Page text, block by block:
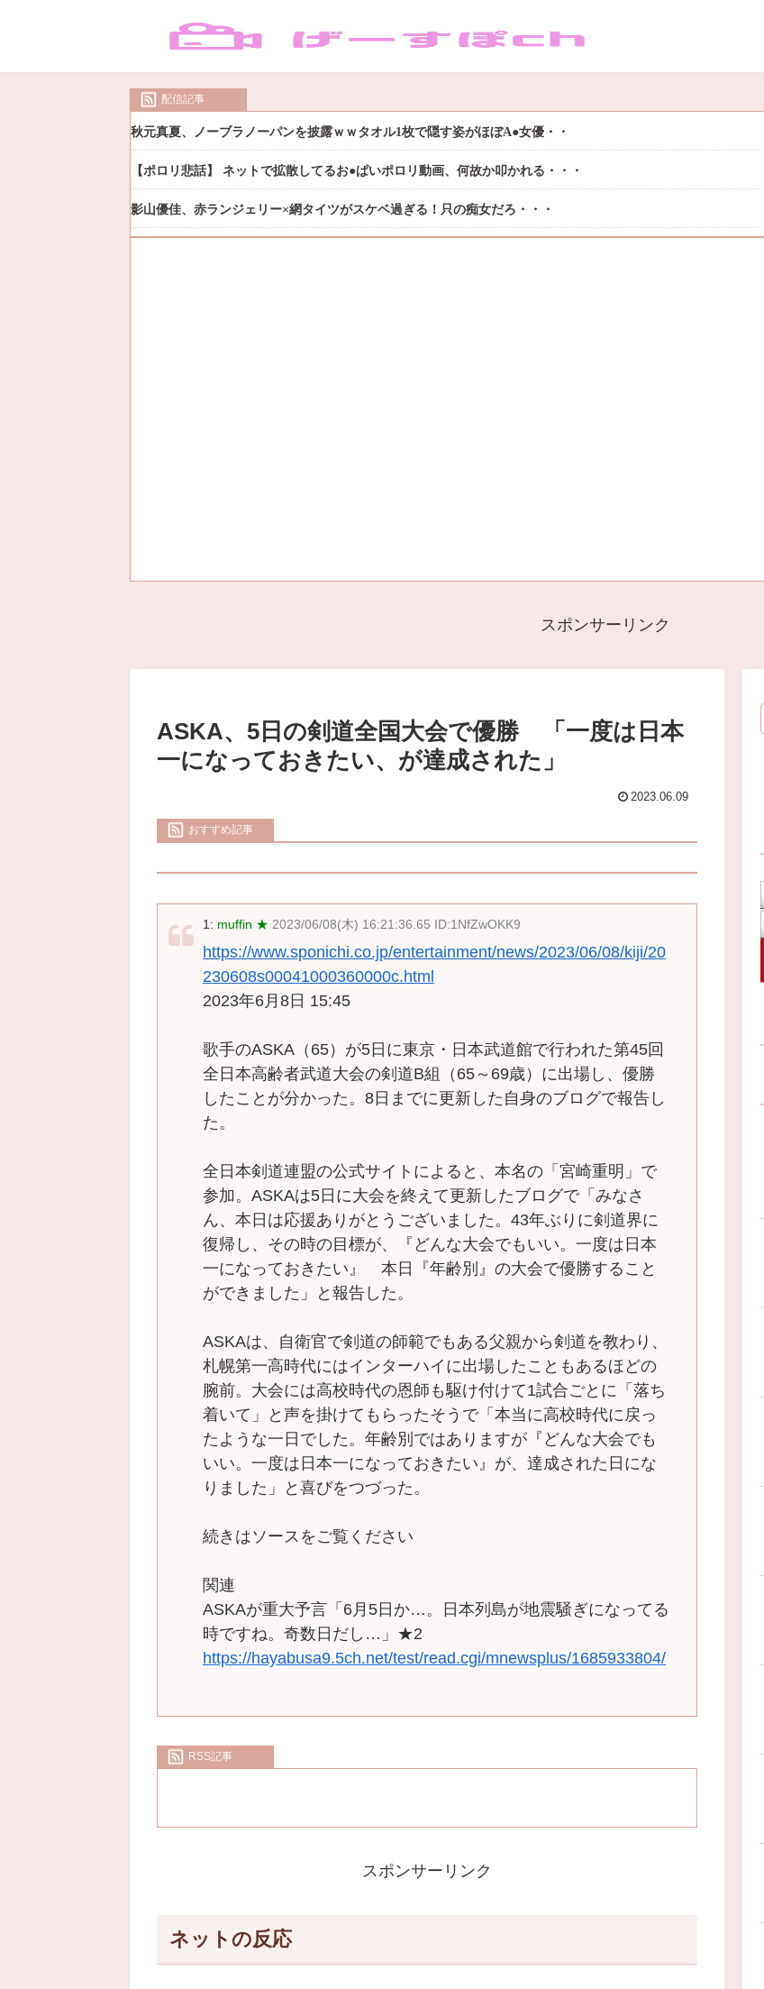
配信記事
秋元真夏、ノーブラノーパンを披露ｗｗタオル1枚で隠す姿がほぼA●女優・・
【ポロリ悲話】 ネットで拡散してるお●ぱいポロリ動画、何故か叩かれる・・・
影山優佳、赤ランジェリー×網タイツがスケベ過ぎる！只の痴女だろ・・・
スポンサーリンク
ASKA、5日の剣道全国大会で優勝 「一度は日本
一になっておきたい、が達成された」
2023.06.09
おすすめ記事
1: muffin ★ 2023/06/08(木) 16:21:36.65 ID:1NfZwOKK9
https://www.sponichi.co.jp/entertainment/news/2023/06/08/kiji/20
230608s00041000360000c.html
2023年6月8日 15:45
歌手のASKA（65）が5日に東京・日本武道館で行われた第45回
全日本高齢者武道大会の剣道B組（65～69歳）に出場し、優勝
したことが分かった。8日までに更新した自身のブログで報告し
た。
全日本剣道連盟の公式サイトによると、本名の「宮崎重明」で
参加。ASKAは5日に大会を終えて更新したブログで「みなさ
ん、本日は応援ありがとうございました。43年ぶりに剣道界に
復帰し、その時の目標が、『どんな大会でもいい。一度は日本
一になっておきたい』 本日『年齢別』の大会で優勝すること
ができました」と報告した。
ASKAは、自衛官で剣道の師範でもある父親から剣道を教わり、
札幌第一高時代にはインターハイに出場したこともあるほどの
腕前。大会には高校時代の恩師も駆け付けて1試合ごとに「落ち
着いて」と声を掛けてもらったそうで「本当に高校時代に戻っ
たような一日でした。年齢別ではありますが『どんな大会でも
いい。一度は日本一になっておきたい』が、達成された日にな
りました」と喜びをつづった。
続きはソースをご覧ください
関連
ASKAが重大予言「6月5日か…。日本列島が地震騒ぎになってる
時ですね。奇数日だし…」★2
https://hayabusa9.5ch.net/test/read.cgi/mnewsplus/1685933804/
RSS記事
スポンサーリンク
ネットの反応